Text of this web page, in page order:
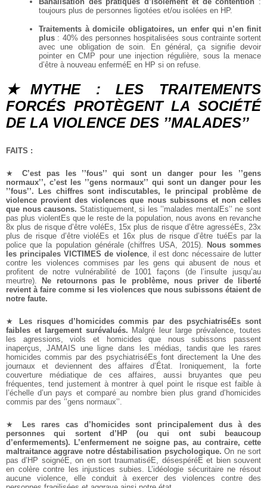
toujours plus de personnes ligotées et/ou isolées en HP.
Traitements à domicile obligatoires, un enfer qui n’en finit
plus : 40% des personnes hospitalisées sous contrainte sortent
avec une obligation de soin. En général, ça signifie devoir
pointer en CMP pour une injection régulière, sous la menace
d’être à nouveau enferméE en HP si on refuse.
★MYTHE : LES TRAITEMENTS
FORCÉS PROTÈGENT LA SOCIÉTÉ
DE LA VIOLENCE DES ’’MALADES’’
FAITS :
★C’est pas les ’’fous’’ qui sont un danger pour les ’’gens
normaux’’, c’est les ’’gens normaux’’ qui sont un danger pour les
’’fous’’. Les chiffres sont indiscutables, le principal problème de
violence provient des violences que nous subissons et non celles
que nous causons. Statistiquement, si les ’’malades mentalEs’’ ne sont
pas plus violentEs que le reste de la population, nous avons en revanche
8x plus de risque d’être voléEs, 15x plus de risque d’être agresséEs, 23x
plus de risque d’être violéEs et 16x plus de risque d’être tuéEs par la
police que la population générale (chiffres USA, 2015). Nous sommes
les principales VICTIMES de violence, il est donc nécessaire de lutter
contre les violences commises par les gens qui abusent de nous et
profitent de notre vulnérabilité de 1001 façons (de l’insulte jusqu’au
meurtre). Ne retournons pas le problème, nous priver de liberté
revient à faire comme si les violences que nous subissons étaient de
notre faute.
★ Les risques d’homicides commis par des psychiatriséEs sont
faibles et largement surévalués. Malgré leur large prévalence, toutes
les agressions, viols et homicides que nous subissons passent
inaperçus, JAMAIS une ligne dans les médias, tandis que les rares
homicides commis par des psychiatriséEs font directement la Une des
journaux et deviennent des affaires d’État. Ironiquement, la forte
couverture médiatique de ces affaires, aussi bruyantes que peu
fréquentes, tend justement à montrer à quel point le risque est faible à
l’échelle d’un pays et comparé au nombre bien plus grand d’homicides
commis par des ’’gens normaux’’.
★ Les rares cas d’homicides sont principalement dus à des
personnes qui sortent d’HP (ou qui ont subi beaucoup
d’enfermements). L’enfermement ne soigne pas, au contraire, cette
maltraitance aggrave notre déstabilisation psychologique. On ne sort
pas d’HP soignéE, on en sort traumatiséE, désespéréE et bien souvent
en colère contre les injustices subies. L’idéologie sécuritaire ne résout
aucune violence, elle conduit à exercer des violences contre des